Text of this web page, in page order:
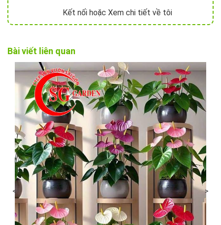
Kết nối hoặc Xem chi tiết về tôi
Bài viết liên quan
< >